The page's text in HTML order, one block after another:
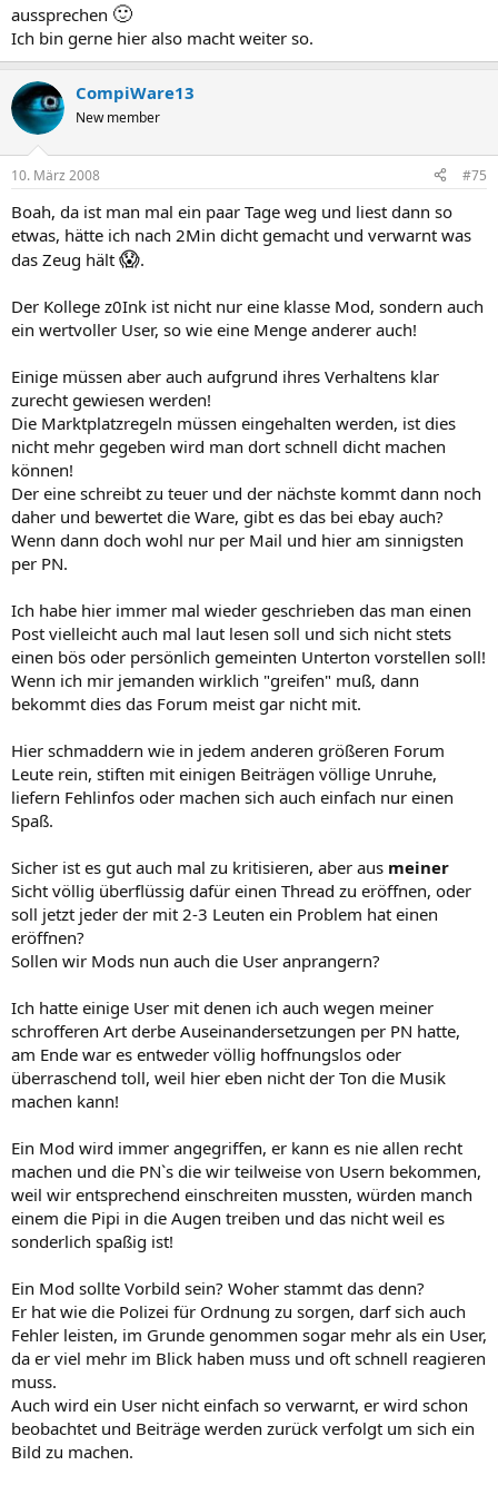
aussprechen 🙂
Ich bin gerne hier also macht weiter so.
CompiWare13
New member
10. März 2008 #75
Boah, da ist man mal ein paar Tage weg und liest dann so
etwas, hätte ich nach 2Min dicht gemacht und verwarnt was
das Zeug hält 😱.
Der Kollege z0Ink ist nicht nur eine klasse Mod, sondern auch
ein wertvoller User, so wie eine Menge anderer auch!
Einige müssen aber auch aufgrund ihres Verhaltens klar
zurecht gewiesen werden!
Die Marktplatzregeln müssen eingehalten werden, ist dies
nicht mehr gegeben wird man dort schnell dicht machen
können!
Der eine schreibt zu teuer und der nächste kommt dann noch
daher und bewertet die Ware, gibt es das bei ebay auch?
Wenn dann doch wohl nur per Mail und hier am sinnigsten
per PN.
Ich habe hier immer mal wieder geschrieben das man einen
Post vielleicht auch mal laut lesen soll und sich nicht stets
einen bös oder persönlich gemeinten Unterton vorstellen soll!
Wenn ich mir jemanden wirklich "greifen" muß, dann
bekommt dies das Forum meist gar nicht mit.
Hier schmaddern wie in jedem anderen größeren Forum
Leute rein, stiften mit einigen Beiträgen völlige Unruhe,
liefern Fehlinfos oder machen sich auch einfach nur einen
Spaß.
Sicher ist es gut auch mal zu kritisieren, aber aus meiner
Sicht völlig überflüssig dafür einen Thread zu eröffnen, oder
soll jetzt jeder der mit 2-3 Leuten ein Problem hat einen
eröffnen?
Sollen wir Mods nun auch die User anprangern?
Ich hatte einige User mit denen ich auch wegen meiner
schrofferen Art derbe Auseinandersetzungen per PN hatte,
am Ende war es entweder völlig hoffnungslos oder
überraschend toll, weil hier eben nicht der Ton die Musik
machen kann!
Ein Mod wird immer angegriffen, er kann es nie allen recht
machen und die PN`s die wir teilweise von Usern bekommen,
weil wir entsprechend einschreiten mussten, würden manch
einem die Pipi in die Augen treiben und das nicht weil es
sonderlich spaßig ist!
Ein Mod sollte Vorbild sein? Woher stammt das denn?
Er hat wie die Polizei für Ordnung zu sorgen, darf sich auch
Fehler leisten, im Grunde genommen sogar mehr als ein User,
da er viel mehr im Blick haben muss und oft schnell reagieren
muss.
Auch wird ein User nicht einfach so verwarnt, er wird schon
beobachtet und Beiträge werden zurück verfolgt um sich ein
Bild zu machen.